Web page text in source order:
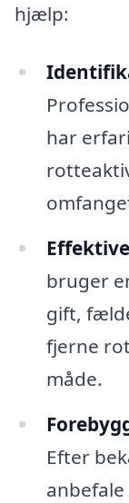
hjælp:
har
bruger
gift,
fjerne
måde.
Efter